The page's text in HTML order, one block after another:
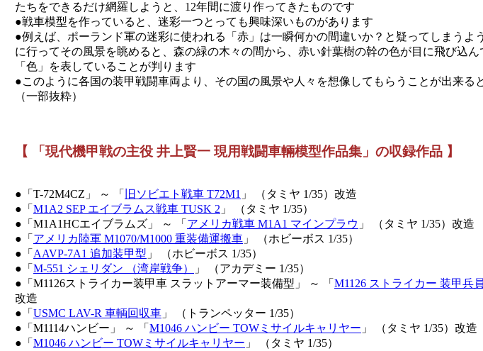
たちをできるだけ網羅しようと、12年間に渡り作ってきたものです
●戦車模型を作っていると、迷彩一つとっても興味深いものがあります
●例えば、ポーランド軍の迷彩に使われる「赤」は一瞬何かの間違いか？と疑ってしまうよ
に行ってその風景を眺めると、森の緑の木々の間から、赤い針葉樹の幹の色が目に飛び込
「色」を表していることが判ります
●このように各国の装甲戦闘車両より、その国の風景や人々を想像してもらうことが出来る
（一部抜粋）
【 「現代機甲戦の主役 井上賢一 現用戦闘車輛模型作品集」の収録作品 】
●「T-72M4CZ」 ～ 「 旧ソビエト戦車 T72M1 」 （タミヤ 1/35）改造
●「 M1A2 SEP エイブラムス戦車 TUSK 2 」 （タミヤ 1/35）
●「M1A1HCエイブラムズ」 ～ 「 アメリカ戦車 M1A1 マインプラウ 」 （タミヤ 1/35）改造
●「 アメリカ陸軍 M1070/M1000 重装備運搬車 」 （ホビーボス 1/35）
●「 AAVP-7A1 追加装甲型 」 （ホビーボス 1/35）
●「 M-551 シェリダン （湾岸戦争）
」 （アカデミー 1/35）
●「M1126ストライカー装甲車 スラットアーマー装備型」 ～ 「 M1126 ストライカー 装甲兵
改造
●「 USMC LAV-R 車輌回収車 」 （トランペッター 1/35）
●「M1114ハンビー」 ～ 「 M1046 ハンビー TOWミサイルキャリヤー 」 （タミヤ 1/35）改造
●「 M1046 ハンビー TOWミサイルキャリヤー 」 （タミヤ 1/35）